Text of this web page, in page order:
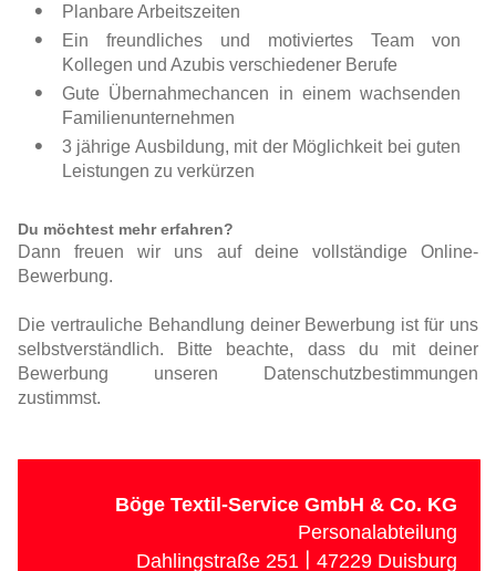
Planbare Arbeitszeiten
Ein freundliches und motiviertes Team von
Kollegen und Azubis verschiedener Berufe
Gute Übernahmechancen in einem wachsenden
Familienunternehmen
3 jährige Ausbildung, mit der Möglichkeit bei guten
Leistungen zu verkürzen
Du möchtest mehr erfahren?
Dann freuen wir uns auf deine vollständige Online-
Bewerbung.
Die vertrauliche Behandlung deiner Bewerbung ist für uns
selbstverständlich. Bitte beachte, dass du mit deiner
Bewerbung unseren Datenschutzbestimmungen
zustimmst.
Böge Textil-Service GmbH & Co. KG
Personalabteilung
Dahlingstraße 251
47229 Duisburg